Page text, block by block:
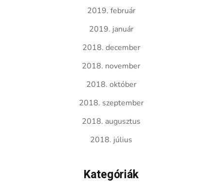
2019. február
2019. január
2018. december
2018. november
2018. október
2018. szeptember
2018. augusztus
2018. július
Kategóriák